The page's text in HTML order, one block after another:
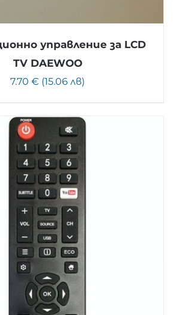
управление за LCD
TV DAEWOO
7.70 € (15.06 лв)